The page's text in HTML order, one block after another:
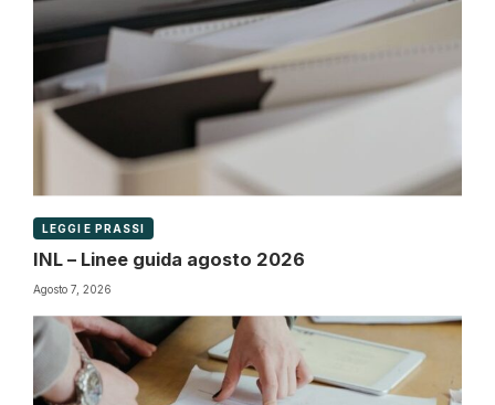
LEGGI E PRASSI
INL – Linee guida agosto 2026
Agosto 7, 2026